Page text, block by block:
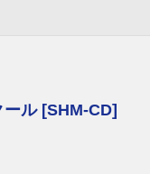
ル [SHM-CD]